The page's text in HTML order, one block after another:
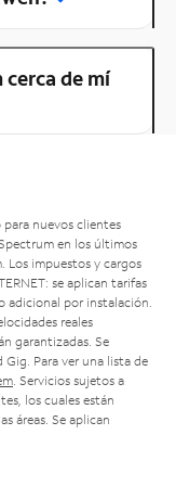
de mí
nuevos clientes
en los últimos
Los impuestos y cargos
se aplican tarifas
adicional por instalación.
reales
garantizadas. Se
Para ver una lista de
. Servicios sujetos a
los cuales están
áreas. Se aplican